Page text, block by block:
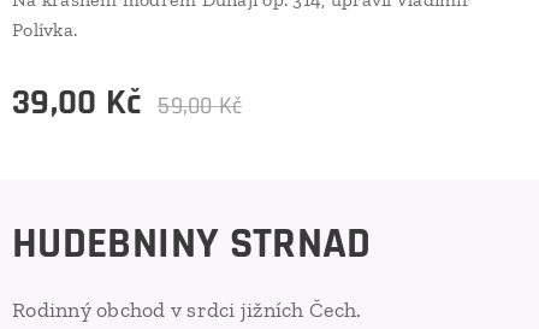
Polívka.
39,00 Kč 59,00Kč
HUDEBNINY STRNAD
Rodinný obchod v srdci jižních Čech.